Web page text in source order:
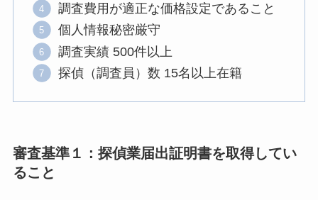
調査費用が適正な価格設定であること
個人情報秘密厳守
調査実績 500件以上
探偵（調査員）数 15名以上在籍
審査基準１：探偵業届出証明書を取得してい
ること